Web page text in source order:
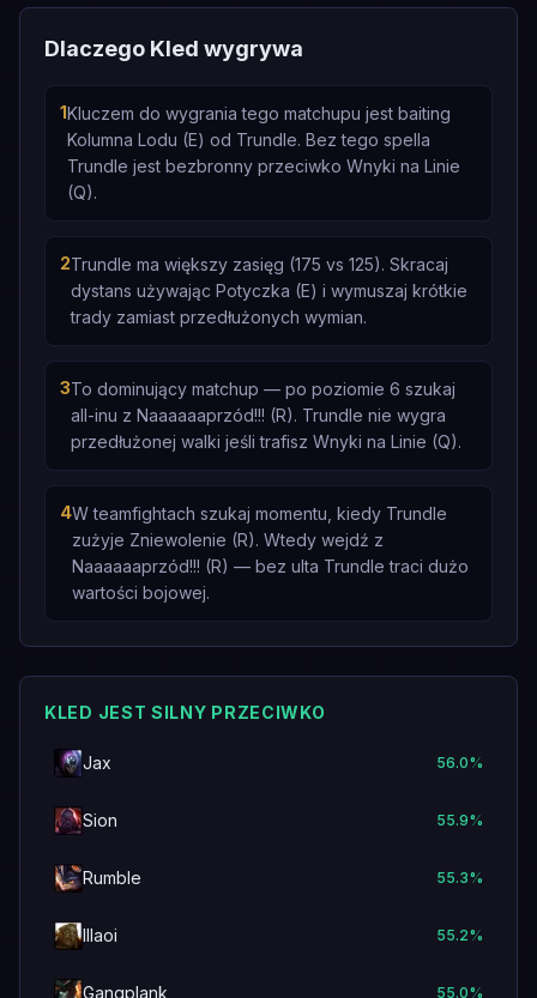
Dlaczego Kled wygrywa
1Kluczem do wygrania tego matchupu jest baiting
Kolumna Lodu (E) od Trundle. Bez tego spella
Trundle jest bezbronny przeciwko Wnyki na Linie
(Q).
2Trundle ma większy zasięg (175 vs 125). Skracaj
dystans używając Potyczka (E) i wymuszaj krótkie
trady zamiast przedłużonych wymian.
3To dominujący matchup — po poziomie 6 szukaj
all-inu z Naaaaaaprzód!!! (R). Trundle nie wygra
przedłużonej walki jeśli trafisz Wnyki na Linie (Q).
4W teamfightach szukaj momentu, kiedy Trundle
zużyje Zniewolenie (R). Wtedy wejdź z
Naaaaaaprzód!!! (R) — bez ulta Trundle traci dużo
wartości bojowej.
KLED JEST SILNY PRZECIWKO
Jax 56.0%
Sion 55.9%
Rumble 55.3%
Illaoi 55.2%
Gangplank 55.0%